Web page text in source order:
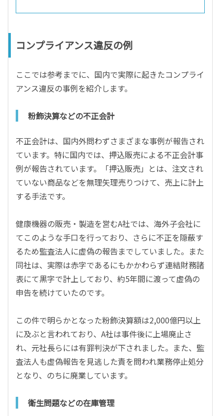
コンプライアンス違反の例
ここでは参考までに、国内で実際に起きたコンプライ
アンス違反の事例を紹介します。
粉飾決算などの不正会計
不正会計は、国内外問わずさまざまな事例が報告され
ています。特に国内では、押込販売による不正会計事
例が報告されています。「押込販売」とは、注文され
ていない商品などを無理矢理売りつけて、売上に計上
する手法です。
健康機器の販売・製造を営むA社では、海外子会社に
てこのような手口を行っており、さらに不正を隠蔽す
るため監査法人に虚偽の報告までしていました。また
同社は、実際は赤字であるにもかかわらず連結財務諸
表にて黒字で計上しており、約5年間に渡って虚偽の
申告を続けていたのです。
この件で明らかとなった粉飾決算額は2,000億円以上
に及ぶと言われており、A社は事件後に上場廃止さ
れ、元社長らには有罪判決が下されました。また、監
査法人も虚偽報告を見逃した責を問われ業務停止処分
となり、のちに廃業しています。
衛生問題などの在庫管理